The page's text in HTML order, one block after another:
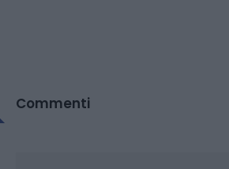
Commenti